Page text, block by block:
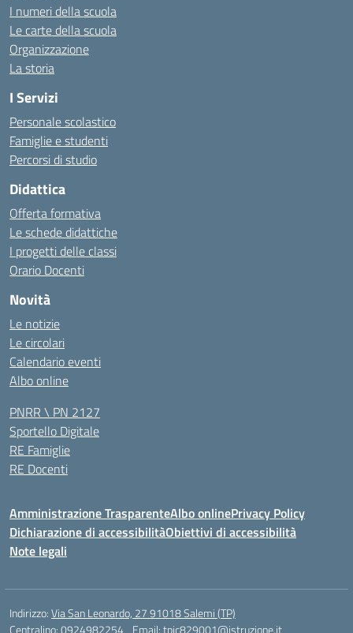
I numeri della scuola
Le carte della scuola
Organizzazione
La storia
I Servizi
Personale scolastico
Famiglie e studenti
Percorsi di studio
Didattica
Offerta formativa
Le schede didattiche
I progetti delle classi
Orario Docenti
Novità
Le notizie
Le circolari
Calendario eventi
Albo online
PNRR \ PN 2127
Sportello Digitale
RE Famiglie
RE Docenti
Amministrazione TrasparenteAlbo onlinePrivacy Policy
Dichiarazione di accessibilitàObiettivi di accessibilità
Note legali
Indirizzo:Via San Leonardo, 27 91018 Salemi (TP)
Centralino:0924982254 Email:tpic829001@istruzione.it